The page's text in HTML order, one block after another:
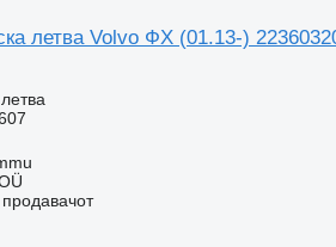
летва Volvo ФХ (01.13-)
продавачот